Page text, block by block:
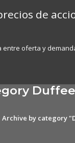
de
oferta y
Archive by category